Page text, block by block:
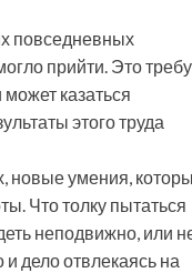
повседневных
прийти. Это
казаться
этого труда
новые умения,
Что толку пытаться
неподвижно, или
дело отвлекаясь на